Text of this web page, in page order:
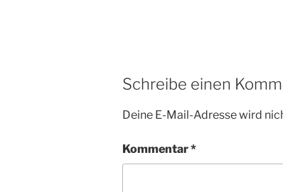
Schreibe einen
Deine E-Mail-Adresse wird
Kommentar*